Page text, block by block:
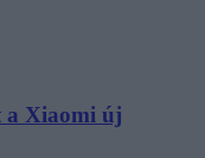
a Xiaomi új